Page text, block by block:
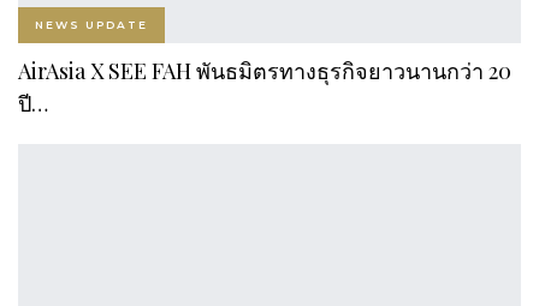
NEWS UPDATE
AirAsia X SEE FAH พันธมิตรทางธุรกิจยาวนานกว่า 20
ปี…